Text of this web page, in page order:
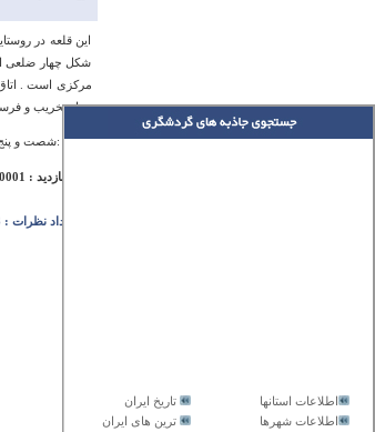
تاریخ ایران
اطلاعات استانها
ترین های ایران
اطلاعات شهرها
این قلعه در
شکل چهار ضلعی
مرکزی است . اتاق
دچار تخریب و
آدرس :شصت و پنج
تعداد بازدید : 10001
تعداد نظرات : 8